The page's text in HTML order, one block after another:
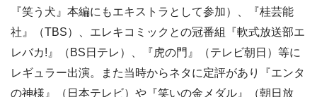
『笑う犬』本編にもエキストラとして参加）、『桂芸能
社』（TBS）、エレキコミックとの冠番組『軟式放送部エ
レバカ!』（BS日テレ）、『虎の門』（テレビ朝日）等に
レギュラー出演。また当時からネタに定評があり『エンタ
の神様』（日本テレビ）や『笑いの金メダル』（朝日放